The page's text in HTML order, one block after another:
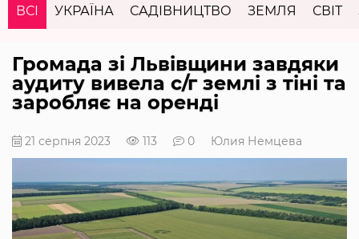
ВСІ УКРАЇНА САДІВНИЦТВО ЗЕМЛЯ СВІТ
Громада зі Львівщини завдяки
аудиту вивела с/г землі з тіні та
заробляє на оренді
21 серпня 2023 113 0 Юлия Немцева